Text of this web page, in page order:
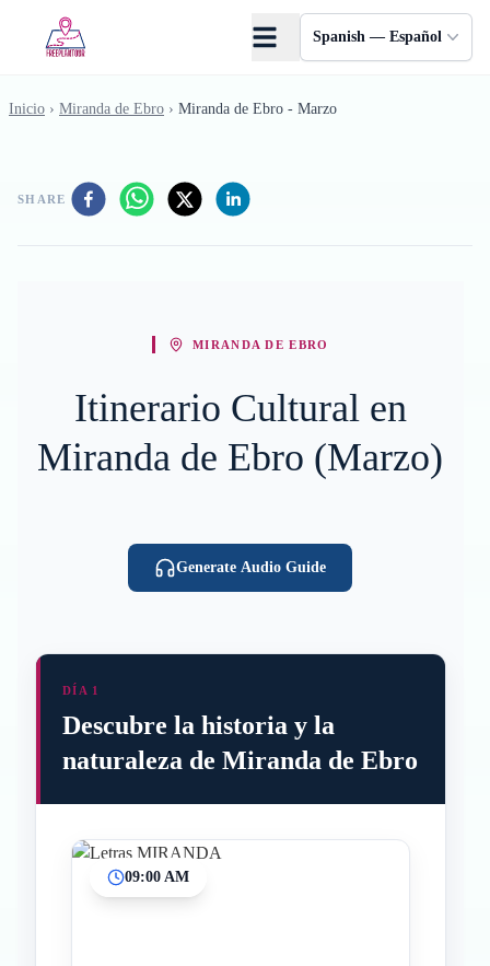
Spanish — Español
Inicio › Miranda de Ebro › Miranda de Ebro - Marzo
SHARE
MIRANDA DE EBRO
Itinerario Cultural en
Miranda de Ebro (Marzo)
Generate Audio Guide
DÍA 1
Descubre la historia y la
naturaleza de Miranda de Ebro
09:00 AM